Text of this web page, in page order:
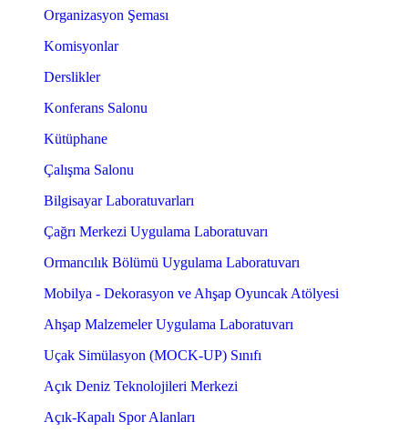
Organizasyon Şeması
Komisyonlar
Derslikler
Konferans Salonu
Kütüphane
Çalışma Salonu
Bilgisayar Laboratuvarları
Çağrı Merkezi Uygulama Laboratuvarı
Ormancılık Bölümü Uygulama Laboratuvarı
Mobilya - Dekorasyon ve Ahşap Oyuncak Atölyesi
Ahşap Malzemeler Uygulama Laboratuvarı
Uçak Simülasyon (MOCK-UP) Sınıfı
Açık Deniz Teknolojileri Merkezi
Açık-Kapalı Spor Alanları